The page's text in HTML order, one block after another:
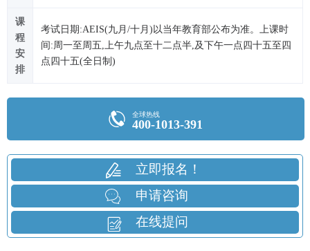
课
程
安
排
考试日期:AEIS(九月/十月)以当年教育部公布为准。上课时
间:周一至周五,上午九点至十二点半,及下午一点四十五至四
点四十五(全日制)
全球热线
400-1013-391
立即报名！
申请咨询
在线提问